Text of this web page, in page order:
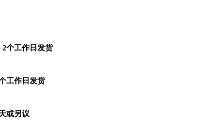
2个工作日发货
作日发货
另议